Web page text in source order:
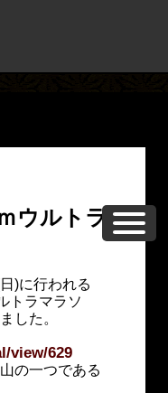
ウルトラ
)に行われる
トラマラソ
した。
view/629
の一つである